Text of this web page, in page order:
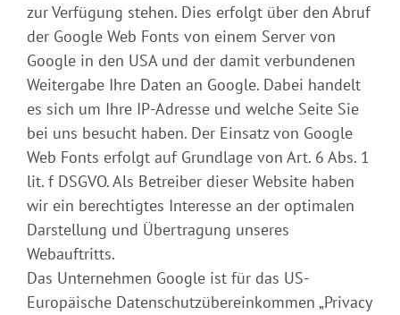
zur Verfügung stehen. Dies erfolgt über den Abruf
der Google Web Fonts von einem Server von
Google in den USA und der damit verbundenen
Weitergabe Ihre Daten an Google. Dabei handelt
es sich um Ihre IP-Adresse und welche Seite Sie
bei uns besucht haben. Der Einsatz von Google
Web Fonts erfolgt auf Grundlage von Art. 6 Abs. 1
lit. f DSGVO. Als Betreiber dieser Website haben
wir ein berechtigtes Interesse an der optimalen
Darstellung und Übertragung unseres
Webauftritts.
Das Unternehmen Google ist für das US-
Europäische Datenschutzübereinkommen „Privacy